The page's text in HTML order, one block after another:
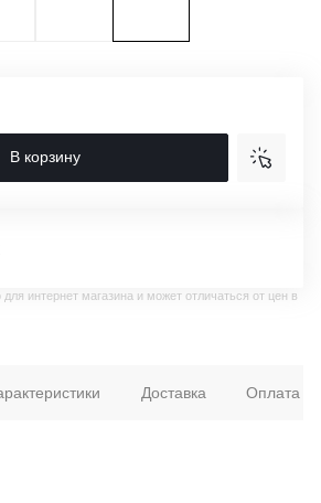
В корзину
интернет магазина и может отличаться от цен в
Доставка Оплата